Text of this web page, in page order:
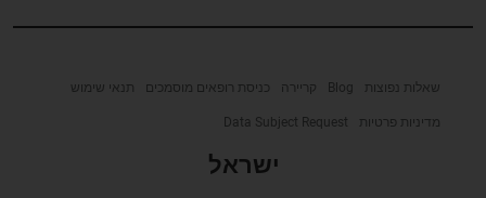
שאלות נפוצות Blog קריירה כניסת רופאים מוסמכים תנאי שימוש
מדיניות פרטיות Data Subject Request
ישראל